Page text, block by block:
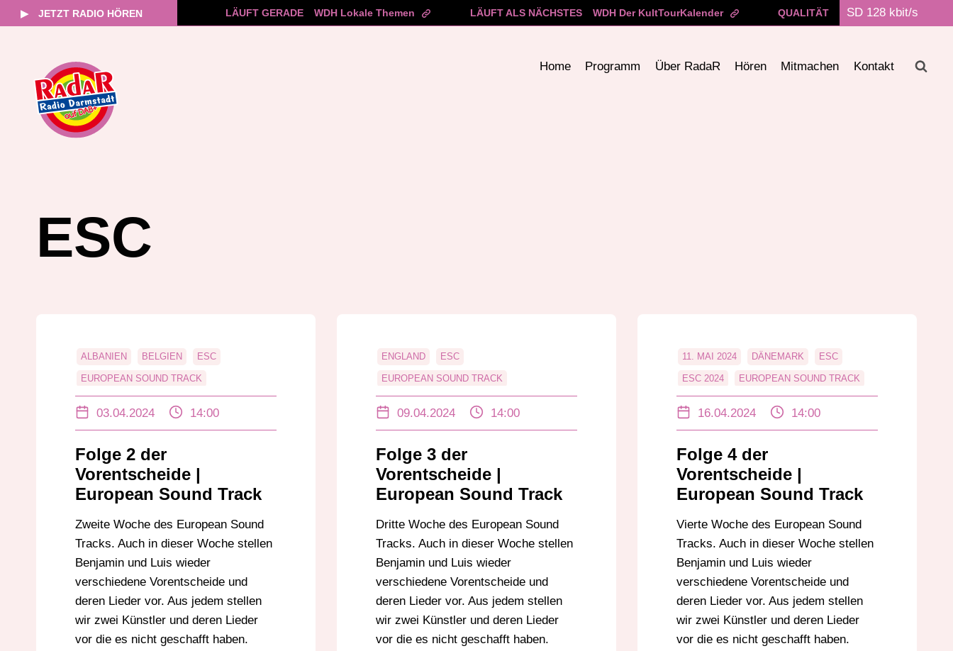
▶ JETZT RADIO HÖREN LÄUFT GERADE WDH Lokale Themen LÄUFT ALS NÄCHSTES WDH Der KultTourKalender QUALITÄT
Home Programm Über RadaR Hören Mitmachen Kontakt
ESC
ALBANIEN BELGIEN ESC
EUROPEAN SOUND TRACK
MUSIK
03.04.2024 14:00
Folge 2 der
Vorentscheide |
European Sound Track
Zweite Woche des European Sound
Tracks. Auch in dieser Woche stellen
Benjamin und Luis wieder
verschiedene Vorentscheide und
deren Lieder vor. Aus jedem stellen
wir zwei Künstler und deren Lieder
vor die es nicht geschafft haben.
ENGLAND ESC
EUROPEAN SOUND TRACK
GEORGIEN
09.04.2024 14:00
Folge 3 der
Vorentscheide |
European Sound Track
Dritte Woche des European Sound
Tracks. Auch in dieser Woche stellen
Benjamin und Luis wieder
verschiedene Vorentscheide und
deren Lieder vor. Aus jedem stellen
wir zwei Künstler und deren Lieder
vor die es nicht geschafft haben.
11. MAI 2024 DÄNEMARK ESC
ESC 2024 EUROPEAN SOUND TRACK
FRANKREICH
VORENTSCHEIDE
16.04.2024 14:00
Folge 4 der
Vorentscheide |
European Sound Track
Vierte Woche des European Sound
Tracks. Auch in dieser Woche stellen
Benjamin und Luis wieder
verschiedene Vorentscheide und
deren Lieder vor. Aus jedem stellen
wir zwei Künstler und deren Lieder
vor die es nicht geschafft haben.